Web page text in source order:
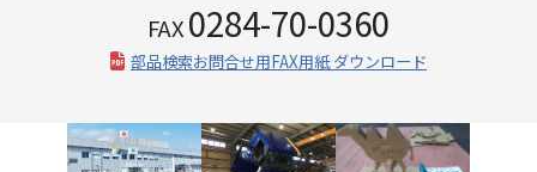
FAX0284-70-0360
部品検索お問合せ用FAX用紙 ダウンロード